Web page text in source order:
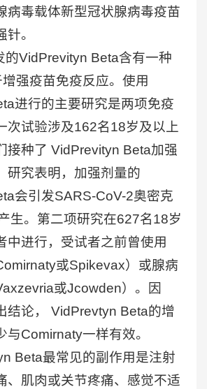
病毒载体新型冠状腺病毒疫苗
。
VidPrevityn Beta含有一种
增强疫苗免疫反应。使用
进行的主要研究是两项免疫
次试验涉及162名18岁及以上
接种了 VidPrevityn Beta加强
研究表明，加强剂量的
会引发SARS-CoV-2奥密克
生。第二项研究在627名18岁
中进行，受试者之前曾使用
或Spikevax）或腺病
或Jcowden）。因
结论， VidPrevtyn Beta的增
与Comirnaty一样有效。
最常见的副作用是注射
、肌肉或关节疼痛、感觉不适